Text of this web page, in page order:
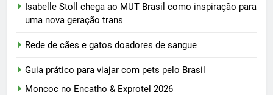
Isabelle Stoll chega ao MUT Brasil como inspiração para
uma nova geração trans
Rede de cães e gatos doadores de sangue
Guia prático para viajar com pets pelo Brasil
Moncoc no Encatho & Exprotel 2026